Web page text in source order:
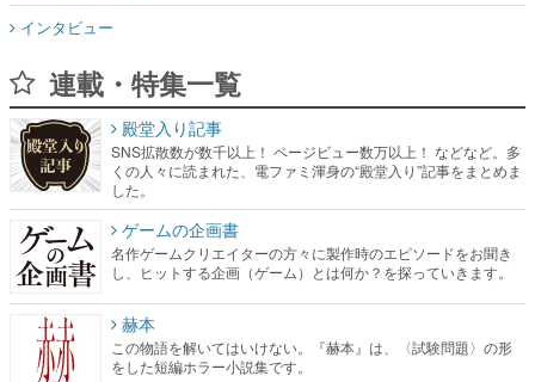
インタビュー
連載・特集一覧
殿堂入り記事
SNS拡散数が数千以上！ ページビュー数万以上！ などなど。多
くの人々に読まれた、電ファミ渾身の“殿堂入り”記事をまとめま
した。
ゲームの企画書
名作ゲームクリエイターの方々に製作時のエピソードをお聞き
し、ヒットする企画（ゲーム）とは何か？を探っていきます。
赫本
この物語を解いてはいけない。『赫本』は、〈試験問題〉の形
をした短編ホラー小説集です。